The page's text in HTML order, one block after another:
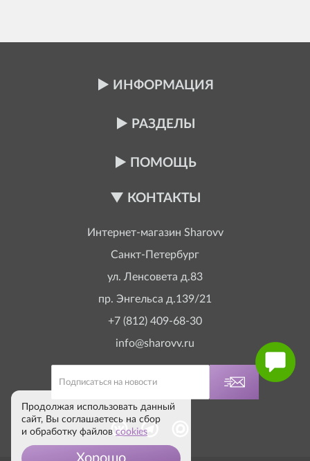
ИНФОРМАЦИЯ
РАЗДЕЛЫ
ПОМОЩЬ
КОНТАКТЫ
Интернет-магазин Sharovv
Санкт-Петербург
ул. Ленсовета д.83
пр. Энгельса д.139/21
+7 (812) 409-68-30
info@sharovv.ru
Продолжая использовать данный
сайт, Вы соглашаетесь на сбор
и обработку файлов cookies
Хорошо